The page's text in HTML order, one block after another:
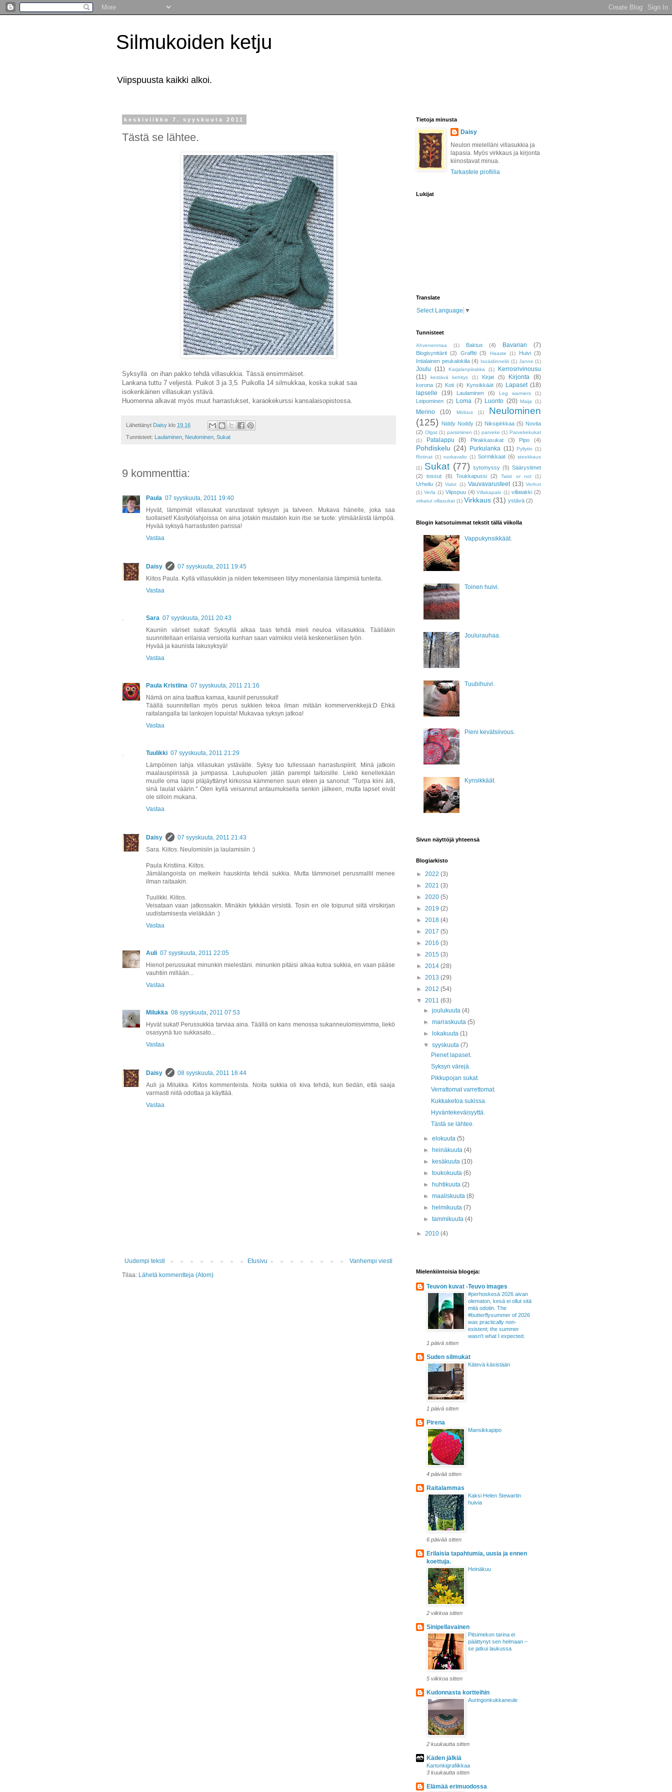
Silmukoiden ketju
Viipspuusta kaikki alkoi.
keskiviikko 7. syyskuuta 2011
Tästä se lähtee.
Syksyllä on ihan pakko tehdä villasukkia. Tässä ensimmäiset.
Lankana tuttu 7 veljestä. Puikot 3 ja 3,5. Puikolla 14 silmukkaa, koska sukat saa
isokenkäinen villasukan ystävä.
Huomenna alkavat myös muut harrastukset, karaokekurssi kansalaisopistossa.
Lähettänyt Daisy klo 19.16
Tunnisteet: Laulaminen Neulominen Sukat
9 kommenttia:
Paula 07 syyskuuta, 2011 19:40
Hyvät, lämpimät villasukat varustavat syksyyn ja talveen. Mukava hänelle, joka saa
tuollaiset! Käsityölahjoissa on aina jotakin muutakin kuin itse se tuote: ylimääräistä lämpöä.
Hyvää syksyä harrastusten parissa!
Vastaa
Daisy
07 syyskuuta, 2011 19:45
Kiitos Paula. Kyllä villasukkiin ja niiden tekemiseen liityy monenlaisia lämpimiä tunteita.
Vastaa
Sara 07 syyskuuta, 2011 20:43
Kauniin väriset sukat! Syksyllä alkaa taas tehdä mieli neuloa villasukkia. Täälläkin
suunnitellaan erilaisia versioita kunhan saan valmiiksi vielä keskeneräisen työn.
Hyvää ja kaunista lakusyksyä!
Vastaa
Paula Kristiina 07 syyskuuta, 2011 21:16
Nämä on aina taattua kamaa, kauniit perussukat!
Täällä suunnitellan myös perus sukkien tekoa ilman mitään kommervenkkejä:D Ehkä
raitalangalla tai lankojen lopuista! Mukavaa syksyn jatkoa!
Vastaa
Tuulikki 07 syyskuuta, 2011 21:29
Lämpöinen lahja villasukan ystävälle. Syksy tuo tullessaan harrastuspiirit. Minä jatkoin
maalauspiirissä ja jumpassa. Laulupuolen jätän parempi taitoisille. Liekö kenellekään
muulle oma lapsi pläjäyttänyt kirkossa kämmenen suun eteen ja sanonut: "Turpa kiini äiti,
sinä laulat väärin." Olen kyllä veisannut antaumuksella senkin jälkeen, mutta lapset eivät
ole silloin mukana.
Vastaa
Daisy
07 syyskuuta, 2011 21:43
Sara. Kiitos. Neulomisiin ja laulamisiin :)
Paula Kristiina. Kiitos.
Jämälangoista on melkein hauskinta tehdä sukkia. Mutta tämmoiset perusmallit menee
ilman raitaakin.
Tuulikki. Kiitos.
Veisataan vaan jatkossakin. Minäkin tykkään virsistä. Tosin en ole toipunut siitä virsikirjan
uudistamisesta vieläkään :)
Vastaa
Auli 07 syyskuuta, 2011 22:05
Hienot perussukat minunkin mielestäni. minunkin pitäisi alkaa kutoa sukkia, en vaan pääse
vauhtiin millään...
Vastaa
Milukka 08 syyskuuta, 2011 07:53
Hyvät sukat! Perussukkia tarviaa aina. Täällä on kans menossa sukanneulomisvimma, liekö
osasyynä tuo sukkasato...
Vastaa
Daisy
08 syyskuuta, 2011 16:44
Auli ja Milukka. Kiitos kommenteista. Noita sukkia oli kiva tehdä, kun tiedän, että saaja
varmasti niitä odottaa ja käyttää.
Vastaa
Uudempi teksti Vanhempi viesti
Etusivu
Tilaa: Lähetä kommentteja (Atom)
Tietoja minusta
Daisy
Neulon mielelläni villasukkia ja
lapasia. Myös virkkaus ja kirjonta
kiinostavat minua.
Tarkastele profiilia
Lukijat
Translate
Select Language ▼
Tunnisteet
Ahvenenmaa (1) Baktus (4) Bavarian (7)
Blogisynttärit (2) Graffiti (3) Haaste (1) Huivi (3)
Intialainen peukalokiila (4) Isoäidinneliö (1) Janne (1)
Joulu (11) Karjalanpiirakka (1)
Kerrosrivinousu
(11)
kestävä kehitys (1) Kirjat (5) Kirjonta (8)
korona (2) Koti (4) Kynsikkäät (6) Lapaset (18)
lapselle
(19) Laulaminen (6) Leg warmers (1)
Leipominen (2) Loma (7) Luonto (20) Maija (1)
Merino (10) Möbius (1)
Neulominen
(125)
Niddy Noddy (2) Niksipirkkaa (5) Novita
(2) Olgat (1) parsiminen (1) parveke (1) Parvekekukat
(1)
Patalappu (8) Piirakkasukat (3) Pipo (4)
Pohdiskelu (24) Purkulanka (11) Pyllytin (1)
Rotinat (1) ruokavalio (1) Sormikkaat (6) steekkaus
(1) Sukat (77) sytomyssy (5) Säärystimet
(2)
tossut (6) Toukkapussi (2) Twist or not (1)
Urheilu (2) Valot (1) Vauvavarusteet (13) Verhot
(1) Verla (1) Viipspuu (4) Villakapalo (1) villatakki (2)
virkatut villasukat (1) Virkkaus (31) ystävä (2)
Blogin katsotuimmat tekstit tällä viikolla
Vappukynsikkäät.
Toinen huivi.
Joulurauhaa.
Tuubihuivi.
Pieni kevätsiivous.
Kynsikkäät.
Sivun näyttöjä yhteensä
Blogiarkisto
► 2022 (3)
► 2021 (3)
► 2020 (5)
► 2019 (2)
► 2018 (4)
► 2017 (5)
► 2016 (3)
► 2015 (3)
► 2014 (28)
► 2013 (29)
► 2012 (54)
▼ 2011 (63)
►joulukuuta(4)
►marraskuuta(5)
►lokakuuta(1)
▼syyskuuta(7)
Pienet lapaset.
Syksyn värejä.
Pikkupojan sukat.
Verrattomat varrettomat.
Kukkaketoa sukissa.
Hyväntekeväisyyttä.
Tästä se lähtee.
►elokuuta(5)
►heinäkuuta(4)
►kesäkuuta(10)
►toukokuuta(6)
►huhtikuuta(2)
►maaliskuuta(8)
►helmikuuta(7)
►tammikuuta(4)
► 2010 (4)
Mielenkiintoisia blogeja:
Teuvon kuvat -Teuvo images
#perhoskesä 2026 aivan
olematon, kesä ei ollut sitä
mitä odotin. The
#butterflysummer of 2026
was practically non-
existent; the summer
wasn't what I expected.
1 päivä sitten
Suden silmukat
Kätevä käsistään
1 päivä sitten
Pirena
Mansikkapipo
4 päivää sitten
Raitalammas
Kaksi Helen Stewartin
huivia
6 päivää sitten
Erilaisia tapahtumia, uusia ja ennen
koettuja.
Heinäkuu
2 viikkoa sitten
Sinipellavainen
Pitsimekon tarina ei
päättynyt sen helmaan –
se jatkui laukussa
5 viikkoa sitten
Kudonnasta kortteihin
Auringonkukkaneule
2 kuukautta sitten
Käden jälkiä
Kartonkigrafiikkaa
3 kuukautta sitten
Elämää erimuodossa